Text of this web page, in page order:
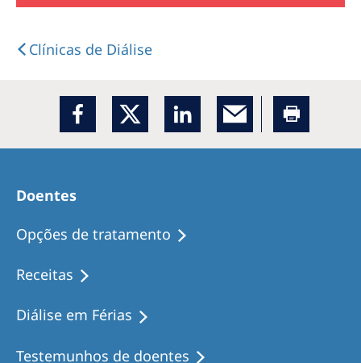
Clínicas de Diálise
Doentes
Opções de tratamento
Receitas
Diálise em Férias
Testemunhos de doentes